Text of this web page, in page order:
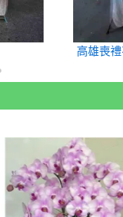
高雄喪禮花籃、屏東